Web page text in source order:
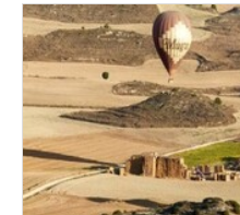
Pamplona Santander
Valencia Vitoria